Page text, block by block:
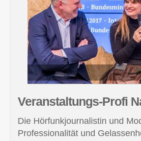
Veranstaltungs-Profi
Die Hörfunkjournalistin und
Professionalität und